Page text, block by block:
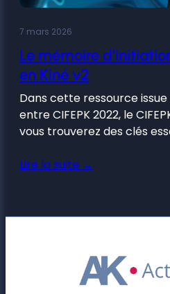
7 mars 2026
Le mémoire
en Kiné v2
Dans cette ressource
entre CIFEPK 2022, le
vous trouverez des clés
Lire la suite →